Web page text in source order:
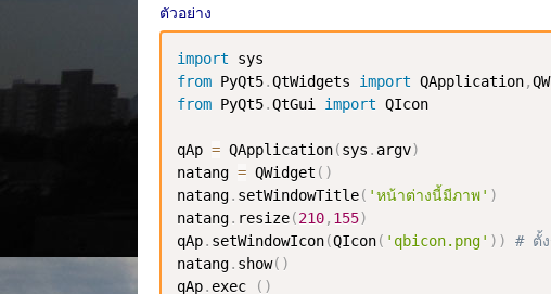
ตัวอย่าง
import
from PyQt5.QtWidgets import QApplication,
from PyQt5.QtGui import QIcon
qAp = QApplication(sys . argv)
natang = QWidget ( )
natang. setWindowTitle( 'หน้าต่างนี้มีภาพ' )
natang. resize(210, 155)
qAp. setWindowIcon(QIcon( 'qbicon.png' ) )
# ตั้ง
natang. show( )
qAp. exec_ ( )